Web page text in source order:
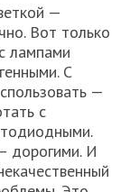
—
Вот только
лампами
С
—
с
дорогими. И